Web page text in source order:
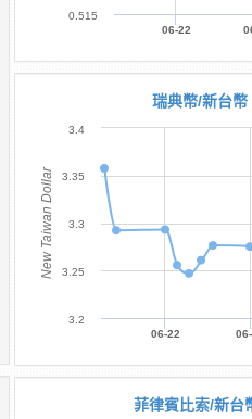
06-22
0.515
New Taiwan Dollar
瑞典幣/新台
06-22
3.2
3.25
3.3
3.35
3.4
菲律賓比索/新台